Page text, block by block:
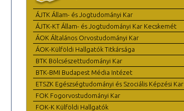
ÁJTK Állam- és Jogtudományi Kar
ÁJTK-KT Állam- és Jogtudományi Kar Kecskemét
ÁOK Általános Orvostudományi Kar
ÁOK-Külföldi Hallgatók Titkársága
BTK Bölcsészettudományi Kar
BTK-BMI Budapest Média Intézet
ETSZK Egészségtudományi és Szociális Képzési Kar
FOK Fogorvostudományi Kar
FOK-K Külföldi Hallgatók